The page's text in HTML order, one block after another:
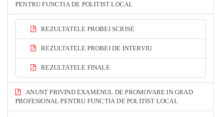
PENTRU FUNCTIA DE POLITIST LOCAL
REZULTATELE PROBEI SCRISE
REZULTATELE PROBEI DE INTERVIU
REZULTATELE FINALE
ANUNT PRIVIND EXAMENUL DE PROMOVARE IN GRAD
PROFESIONAL PENTRU FUNCTIA DE POLITIST LOCAL